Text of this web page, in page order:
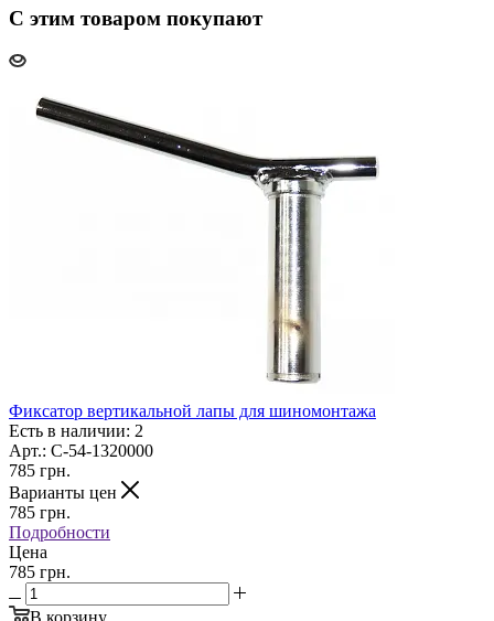
С этим товаром покупают
Фиксатор вертикальной лапы для шиномонтажа
Есть в наличии: 2
Арт.: C-54-1320000
785 грн.
Варианты цен
785 грн.
Подробности
Цена
785 грн.
В корзину